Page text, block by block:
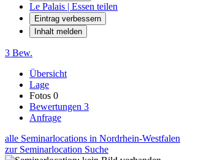
Le Palais | Essen teilen
Eintrag verbessern
Inhalt melden
3 Bew.
Übersicht
Lage
Fotos 0
Bewertungen 3
Anfrage
alle Seminarlocations in Nordrhein-Westfalen
zur Seminarlocation Suche